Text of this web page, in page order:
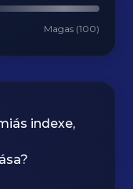
Magas (100)
indexe,